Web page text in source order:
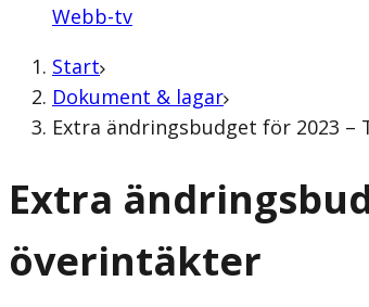
Webb-tv
Start
Dokument & lagar
Extra ändringsbudget för 2023
Extra
överintäkter